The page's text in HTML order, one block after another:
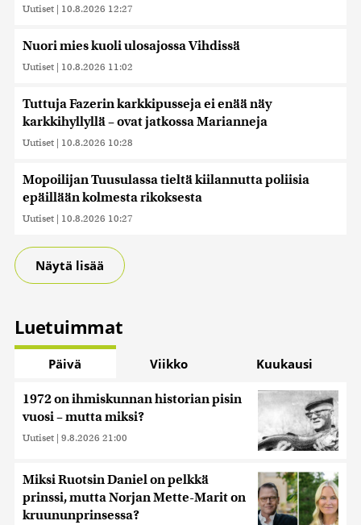
Uutiset | 10.8.2026 12:27
Nuori mies kuoli ulosajossa Vihdissä
Uutiset | 10.8.2026 11:02
Tuttuja Fazerin karkkipusseja ei enää näy
karkkihyllyllä – ovat jatkossa Marianneja
Uutiset | 10.8.2026 10:28
Mopoilijan Tuusulassa tieltä kiilannutta poliisia
epäillään kolmesta rikoksesta
Uutiset | 10.8.2026 10:27
Näytä lisää
Luetuimmat
Päivä Viikko Kuukausi
1972 on ihmiskunnan historian pisin
vuosi – mutta miksi?
Uutiset | 9.8.2026 21:00
Miksi Ruotsin Daniel on pelkkä
prinssi, mutta Norjan Mette-Marit on
kruununprinsessa?